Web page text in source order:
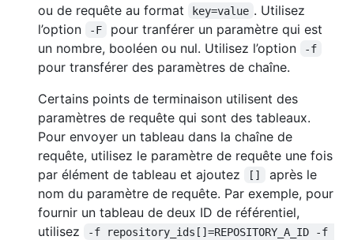
ou de requête au format
key=value . Utilisez
l’option
-F
pour tranférer un paramètre qui est
un nombre, booléen ou nul. Utilisez l’option
-f
pour transférer des paramètres de chaîne.
Certains points de terminaison utilisent des
paramètres de requête qui sont des tableaux.
Pour envoyer un tableau dans la chaîne de
requête, utilisez le paramètre de requête une fois
par élément de tableau et ajoutez
[]
après le
nom du paramètre de requête. Par exemple, pour
fournir un tableau de deux ID de référentiel,
utilisez
-f repository_ids[]=REPOSITORY_A_ID -f